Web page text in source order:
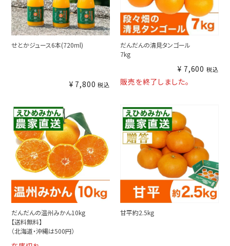
せとかジュース6本(720ml)
¥ 7,800 税込
だんだんの清見タンゴール
7kg
¥ 7,600 税込
販売を終了しました。
だんだんの温州みかん10kg
【送料無料】
（北海道・沖縄は500円）
甘平約2.5kg